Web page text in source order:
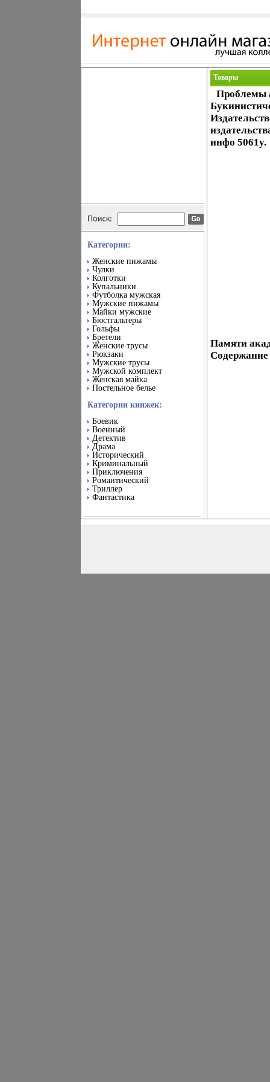
Категории:
Женские пижамы
Чулки
Колготки
Купальники
Футболка мужская
Мужские пижамы
Майки мужские
Бюстгальтеры
Гольфы
Бретели
Женские трусы
Рюкзаки
Мужские трусы
Мужской комплект
Женская майка
Постельное белье
Категории книжек:
Боевик
Военный
Детектив
Драма
Исторический
Криминальный
Приключения
Романтический
Триллер
Фантастика
Товары
Проблемы
инфо 5061y.
Памяти